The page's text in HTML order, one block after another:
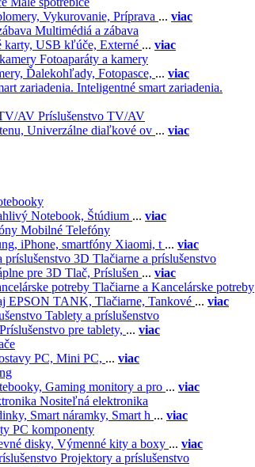
Vykurovanie, Príprava ... viac
Multimédiá a zábava
karty, USB kľúče, Externé ... viac
Fotoaparáty a kamery
Ďalekohľady, Fotopasce, ... viac
Inteligentné smart zariadenia.
Príslušenstvo TV/AV
Univerzálne diaľkové ov ... viac
Notebook, Štúdium ... viac
Mobilné Telefóny
iPhone, smartfóny Xiaomi, t ... viac
3D Tlačiarne a príslušenstvo
pre 3D Tlač, Príslušen ... viac
Tlačiarne a Kancelárske potreby
EPSON TANK, Tlačiarne, Tankové ... viac
Tablety a príslušenstvo
Príslušenstvo pre tablety, ... viac
PC, Mini PC, ... viac
Gaming monitory a pro ... viac
Nositeľná elektronika
Smart náramky, Smart h ... viac
PC komponenty
disky, Výmenné kity a boxy ... viac
Projektory a príslušenstvo